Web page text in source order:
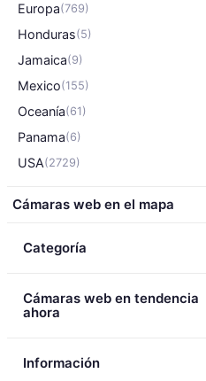
Europa(769)
Honduras(5)
Jamaica(9)
Mexico(155)
Oceanía(61)
Panama(6)
USA(2729)
Cámaras web en el mapa
Categoría
Cámaras web en tendencia
ahora
Información